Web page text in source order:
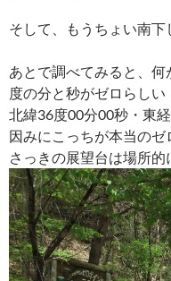
そして、もうちょい南下
あとで調べてみると、
度の分と秒がゼロらしい
北緯36度00分00秒・東
因みにこっちが本当のゼ
さっきの展望台は場所